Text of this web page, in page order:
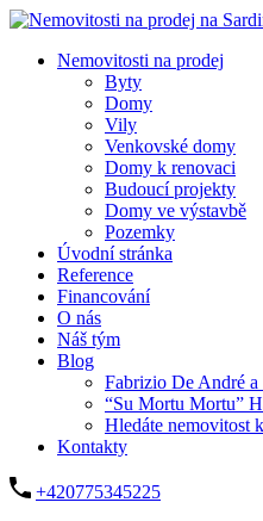
Nemovitosti na prodej
Byty
Domy
Vily
Venkovské domy
Domy k renovaci
Budoucí projekty
Domy ve výstavbě
Pozemky
Úvodní stránka
Reference
Financování
O nás
Náš tým
Blog
Fabrizio De André
“Su Mortu Mortu”
Hledáte nemovitost
Kontakty
+420775345225